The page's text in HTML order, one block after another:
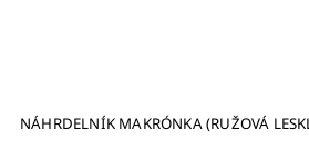
NÁHRDELNÍK MAKRÓNKA (RUŽOVÁ